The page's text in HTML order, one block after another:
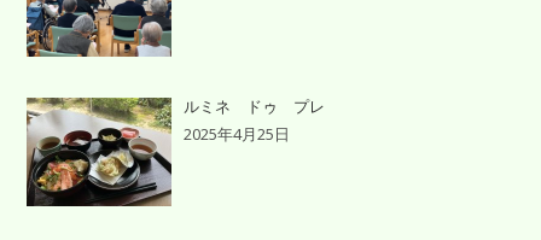
ルミネ ドゥ プレ
2025年4月25日